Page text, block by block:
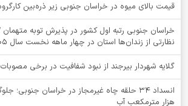
قیمت بالای میوه در خراسان جنوبی زیر ذره‌بین کارگروه
نظارتی از زندان‌ها استان در چهار ماهه نخست سال 1405
گلایه شهردار بیرجند از نبود شفافیت در برخی مصوبات
هزار مترمکعب آب